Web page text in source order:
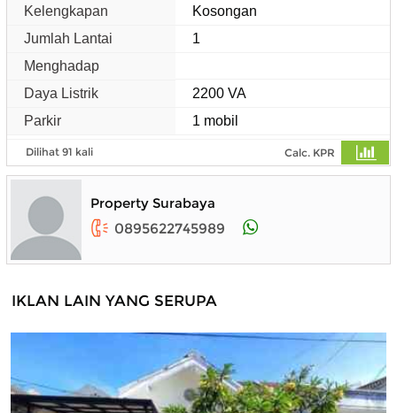
Kelengkapan
Kosongan
Jumlah Lantai
1
Menghadap
Daya Listrik
2200 VA
Parkir
1 mobil
Dilihat 91 kali Calc. KPR
Property Surabaya
0895622745989
IKLAN LAIN YANG SERUPA